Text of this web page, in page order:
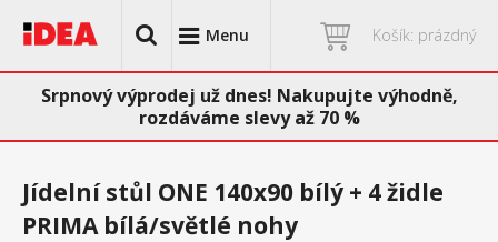
Menu Košík: prázdný
Srpnový výprodej už dnes! Nakupujte výhodně,
rozdáváme slevy až 70 %
Jídelní stůl ONE 140x90 bílý + 4 židle
PRIMA bílá/světlé nohy